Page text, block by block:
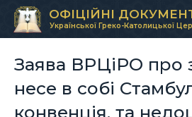
ОФІЦІЙНІ
Української Греко-Католицької
Заява ВРЦіРО про
несе в собі
конвенція, та